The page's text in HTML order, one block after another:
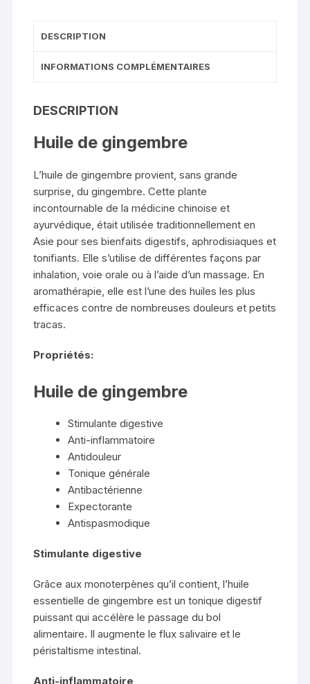
DESCRIPTION
INFORMATIONS COMPLÉMENTAIRES
DESCRIPTION
Huile de gingembre
L’huile de gingembre provient, sans grande
surprise, du gingembre. Cette plante
incontournable de la médicine chinoise et
ayurvédique, était utilisée traditionnellement en
Asie pour ses bienfaits digestifs, aphrodisiaques et
tonifiants. Elle s’utilise de différentes façons par
inhalation, voie orale ou à l’aide d’un massage. En
aromathérapie, elle est l’une des huiles les plus
efficaces contre de nombreuses douleurs et petits
tracas.
Propriétés:
Huile de gingembre
Stimulante digestive
Anti-inflammatoire
Antidouleur
Tonique générale
Antibactérienne
Expectorante
Antispasmodique
Stimulante digestive
Grâce aux monoterpènes qu’il contient, l’huile
essentielle de gingembre est un tonique digestif
puissant qui accélère le passage du bol
alimentaire. Il augmente le flux salivaire et le
péristaltisme intestinal.
Anti-inflammatoire